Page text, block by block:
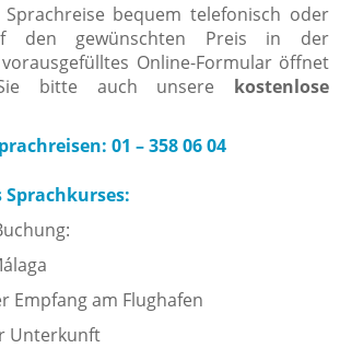
bequem telefonisch oder
den gewünschten Preis in der
Online-Formular öffnet
bitte auch unsere kostenlose
01 – 358 06 04
Empfang am Flughafen
Unterkunft